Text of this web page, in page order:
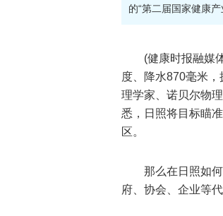
的“第二届国家健康
(健康时报融媒
度、降水870毫米
理学家、诺贝尔物
悉，日照将目标瞄
区。
那么在日照如
府、协会、企业等